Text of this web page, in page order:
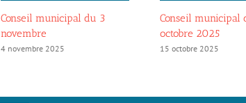
Conseil municipal du 3
novembre
4 novembre 2025
Conseil municipal
octobre 2025
15 octobre 2025